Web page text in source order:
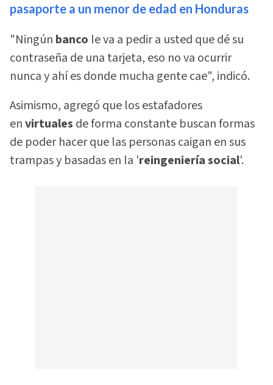
pasaporte a un menor de edad en Honduras
"Ningún banco le va a pedir a usted que dé su
contraseña de una tarjeta, eso no va ocurrir
nunca y ahí es donde mucha gente cae", indicó.
Asimismo, agregó que los estafadores
envirtuales de forma constante buscan formas
de poder hacer que las personas caigan en sus
trampas y basadas en la 'reingeniería social'.